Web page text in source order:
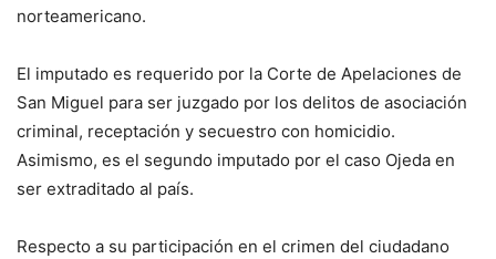
norteamericano.
El imputado es requerido por la Corte de Apelaciones de
San Miguel para ser juzgado por los delitos de asociación
criminal, receptación y secuestro con homicidio.
Asimismo, es el segundo imputado por el caso Ojeda en
ser extraditado al país.
Respecto a su participación en el crimen del ciudadano